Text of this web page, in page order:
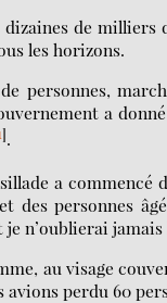
de milliers
les horizons.
personnes,
a
].
a commencé
des personnes
n’oublierai
au visage
avions perdu 60